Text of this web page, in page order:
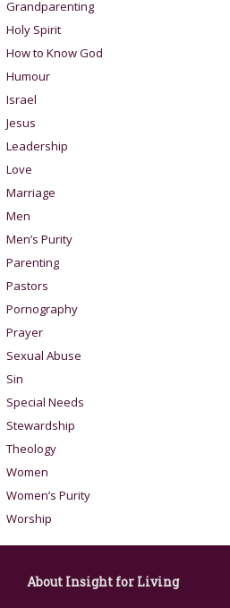
Grandparenting
Holy Spirit
How to Know God
Humour
Israel
Jesus
Leadership
Love
Marriage
Men
Men’s Purity
Parenting
Pastors
Pornography
Prayer
Sexual Abuse
Sin
Special Needs
Stewardship
Theology
Women
Women’s Purity
Worship
About Insight for Living